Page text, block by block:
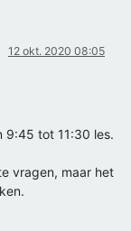
12 okt. 2020 08:05
9:45 tot 11:30 les.
vragen, maar het